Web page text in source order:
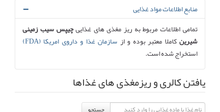
منابع اطلاعات مواد غذایی
تمامی اطلاعات مربوط به ریز مغذی های غذاییچیپس سیب زمینی
شیرینکاملا معتبر بوده و از سازمان غذا و داروی امریکا (FDA)
استخراج شده است.
یافتن کالری و ریزمغذی های غذاها